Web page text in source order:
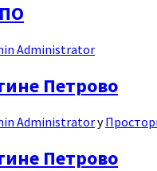
Administrator
Петрово
Administratorу
Петрово